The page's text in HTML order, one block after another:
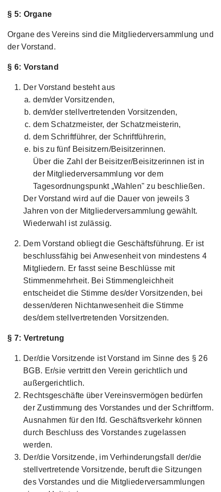
§ 5: Organe
Organe des Vereins sind die Mitgliederversammlung und
der Vorstand.
§ 6: Vorstand
Der Vorstand besteht aus
dem/der Vorsitzenden,
dem/der stellvertretenden Vorsitzenden,
dem Schatzmeister, der Schatzmeisterin,
dem Schriftführer, der Schriftführerin,
bis zu fünf Beisitzern/Beisitzerinnen.
Über die Zahl der Beisitzer/Beisitzerinnen ist in
der Mitgliederversammlung vor dem
Tagesordnungspunkt „Wahlen" zu beschließen.
Der Vorstand wird auf die Dauer von jeweils 3
Jahren von der Mitgliederversammlung gewählt.
Wiederwahl ist zulässig.
Dem Vorstand obliegt die Geschäftsführung. Er ist
beschlussfähig bei Anwesenheit von mindestens 4
Mitgliedern. Er fasst seine Beschlüsse mit
Stimmenmehrheit. Bei Stimmengleichheit
entscheidet die Stimme des/der Vorsitzenden, bei
dessen/deren Nichtanwesenheit die Stimme
des/dem stellvertretenden Vorsitzenden.
§ 7: Vertretung
Der/die Vorsitzende ist Vorstand im Sinne des § 26
BGB. Er/sie vertritt den Verein gerichtlich und
außergerichtlich.
Rechtsgeschäfte über Vereinsvermögen bedürfen
der Zustimmung des Vorstandes und der Schriftform.
Ausnahmen für den lfd. Geschäftsverkehr können
durch Beschluss des Vorstandes zugelassen
werden.
Der/die Vorsitzende, im Verhinderungsfall der/die
stellvertretende Vorsitzende, beruft die Sitzungen
des Vorstandes und die Mitgliederversammlungen